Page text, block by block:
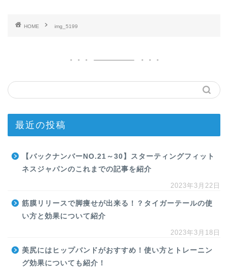
HOME img_5199
最近の投稿
【バックナンバーNO.21～30】スターティングフィット
ネスジャパンのこれまでの記事を紹介
2023年3月22日
筋膜リリースで脚痩せが出来る！？タイガーテールの使
い方と効果について紹介
2023年3月18日
美尻にはヒップバンドがおすすめ！使い方とトレーニン
グ効果についても紹介！